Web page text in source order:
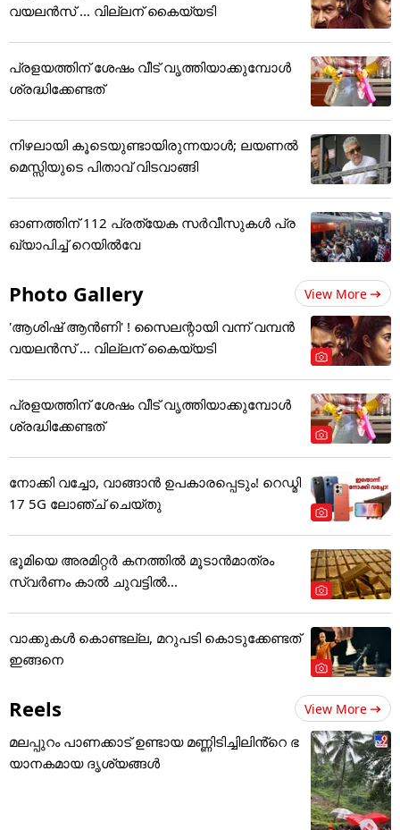
വയലൻസ് ... വില്ലന് കൈയ്യടി
പ്രളയത്തിന് ശേഷം വീട് വൃത്തിയാക്കുമ്പോൾ
ശ്രദ്ധിക്കേണ്ടത്
നിഴലായി കൂടെയുണ്ടായിരുന്നയാൾ; ലയണൽ
മെസ്സിയുടെ പിതാവ് വിടവാങ്ങി
ഓണത്തിന് 112 പ്രത്യേക സർവീസുകൾ പ്ര
ഖ്യാപിച്ച് റെയിൽവേ
Photo Gallery View More
'ആശിഷ് ആൻണി' ! സൈലന്റായി വന്ന് വമ്പൻ
വയലൻസ് ... വില്ലന് കൈയ്യടി
പ്രളയത്തിന് ശേഷം വീട് വൃത്തിയാക്കുമ്പോൾ
ശ്രദ്ധിക്കേണ്ടത്
നോക്കി വച്ചോ, വാങ്ങാൻ ഉപകാരപ്പെടും! റെഡ്മി
17 5G ലോഞ്ച് ചെയ്തു
ഭൂമിയെ അരമിറ്റർ കനത്തിൽ മൂടാൻമാത്രം
സ്വർണം കാൽ ചുവട്ടിൽ...
വാക്കുകൾ കൊണ്ടല്ല, മറുപടി കൊടുക്കേണ്ടത്
ഇങ്ങനെ
Reels View More
മലപ്പുറം പാണക്കാട് ഉണ്ടായ മണ്ണിടിച്ചിലിൻ്റെ ഭ
യാനകമായ ദൃശ്യങ്ങൾ